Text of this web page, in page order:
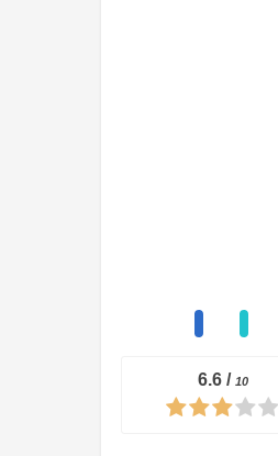
6.6 / 10